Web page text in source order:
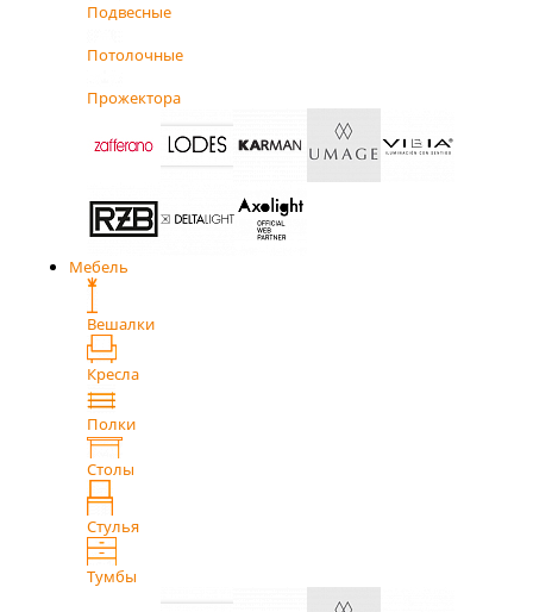
Подвесные
Потолочные
Прожектора
Мебель
Вешалки
Кресла
Полки
Столы
Стулья
Тумбы